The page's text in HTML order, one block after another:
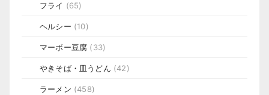
フライ (65)
ヘルシー (10)
マーボー豆腐 (33)
やきそば・皿うどん (42)
ラーメン (458)